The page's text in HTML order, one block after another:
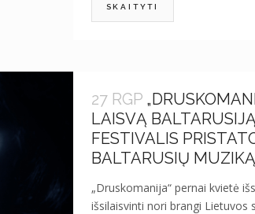
SKAITYTI
27 RGP
LAISVĄ
FESTIVALIS
BALTARUSIŲ MUZIKĄ
„Druskomanija“ pernai kvietė
išsilaisvinti nori brangi Lietuvos